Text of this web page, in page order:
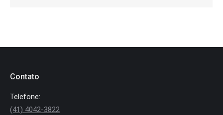
Contato
Telefone:
(41) 4042-3822